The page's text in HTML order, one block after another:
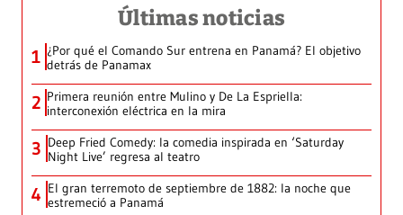
Últimas noticias
1 ¿Por qué el Comando Sur entrena en Panamá? El objetivo
detrás de Panamax
2 Primera reunión entre Mulino y De La Espriella:
interconexión eléctrica en la mira
3 Deep Fried Comedy: la comedia inspirada en ‘Saturday
Night Live’ regresa al teatro
4 El gran terremoto de septiembre de 1882: la noche que
estremeció a Panamá